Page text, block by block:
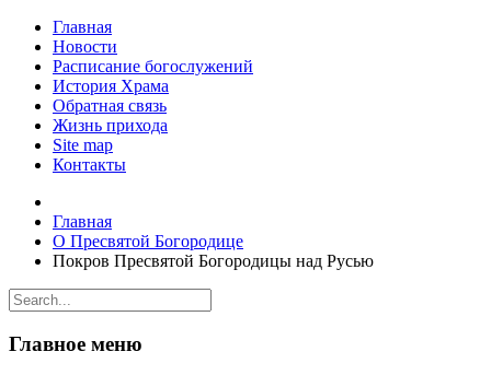
Главная
Новости
Расписание богослужений
История Храма
Обратная связь
Жизнь прихода
Site map
Контакты
Главная
О Пресвятой Богородице
Покров Пресвятой Богородицы над Русью
Главное меню